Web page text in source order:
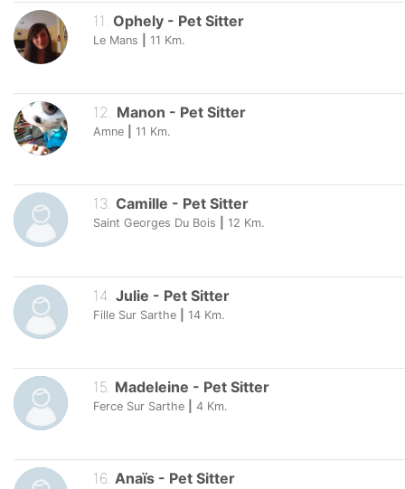
11 Ophely - Pet Sitter
Le Mans 11 Km.
12. Manon - Pet Sitter
Amne 11 Km.
13. Camille - Pet Sitter
Saint Georges Du Bois 12 Km.
14 Julie - Pet Sitter
Fille Sur Sarthe 14 Km.
15 Madeleine - Pet Sitter
Ferce Sur Sarthe 4 Km.
16 Anaïs - Pet Sitter